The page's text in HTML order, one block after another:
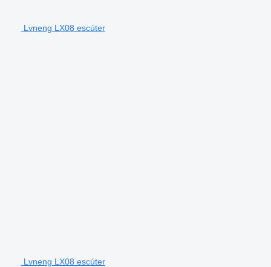
Lvneng LX08 escúter
Lvneng LX08 escúter